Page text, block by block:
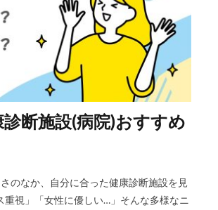
断施設(病院)おすすめ
のなか、自分に合った健康診断施設を見
視」「女性に優しい…」そんな多様なニ